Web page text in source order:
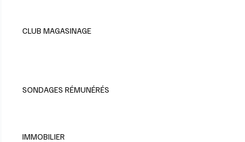
CLUB MAGASINAGE
SONDAGES RÉMUNÉRÉS
IMMOBILIER